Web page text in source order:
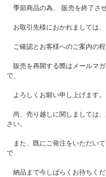
季節商品の為、 販売を終了さ
お取引先様におかれましては、
ご確認とお客様へのご案内の程
販売を再開する際はメールマ
で、
よろしくお願い申し上げます。
尚、売り越しに関しましては
さい。
また、既にご発注をいただい
で
納品まで今しばらくお待ちくだ